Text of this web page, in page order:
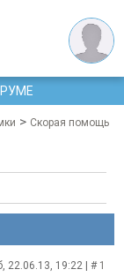
> Скорая помощь
22.06.13, 19:22 | # 1